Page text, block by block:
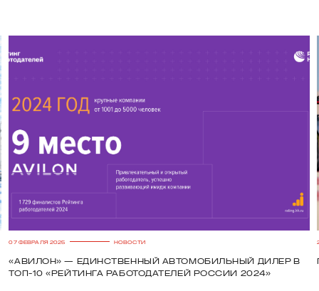
07 ФЕВРАЛЯ 2025 НОВОСТИ
«Авилон» — единственный автомобильный дилер в
топ-10 «Рейтинга работодателей России 2024»